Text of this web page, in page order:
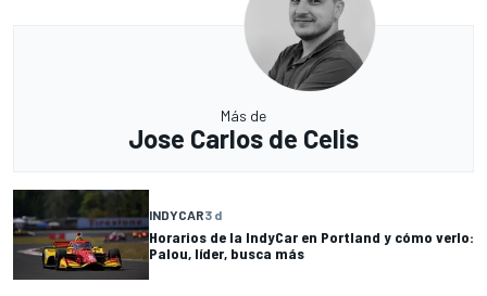
Más de
Jose Carlos de Celis
INDYCAR3 d
Horarios de la IndyCar en Portland y cómo verlo:
Palou, líder, busca más